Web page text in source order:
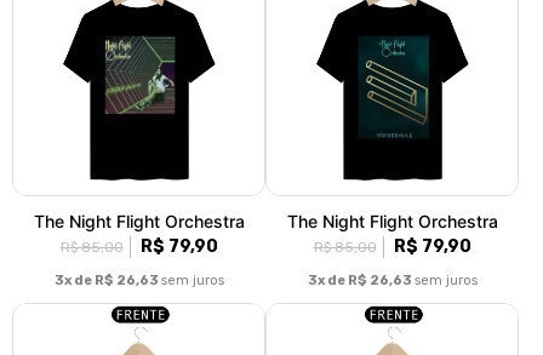
The Night Flight Orchestra
R$ 85,00 R$ 79,90
3x de R$ 26,63 sem juros
The Night Flight Orchestra
R$ 85,00 R$ 79,90
3x de R$ 26,63 sem juros